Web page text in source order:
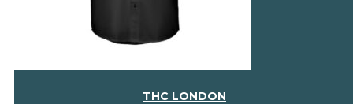
THC LONDON